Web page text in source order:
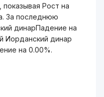
Рост на
За последнюю
динарПадение на
Иорданский динар
на 0.00%.